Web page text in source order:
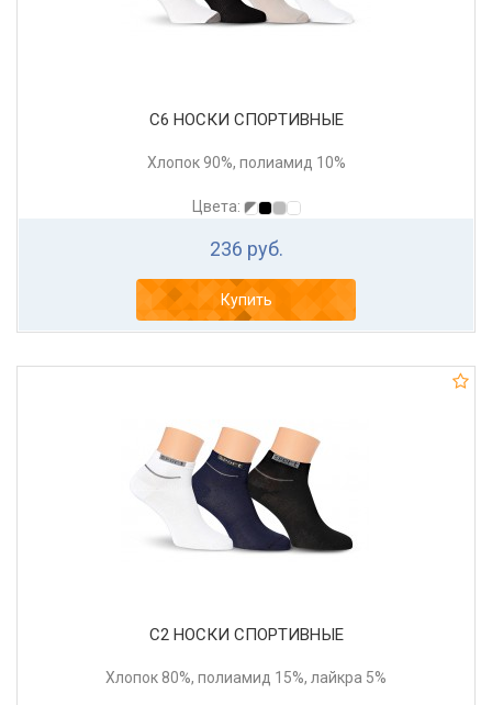
С6 НОСКИ СПОРТИВНЫЕ
Хлопок 90%, полиамид 10%
Цвета:
236 руб.
Купить
С2 НОСКИ СПОРТИВНЫЕ
Хлопок 80%, полиамид 15%, лайкра 5%